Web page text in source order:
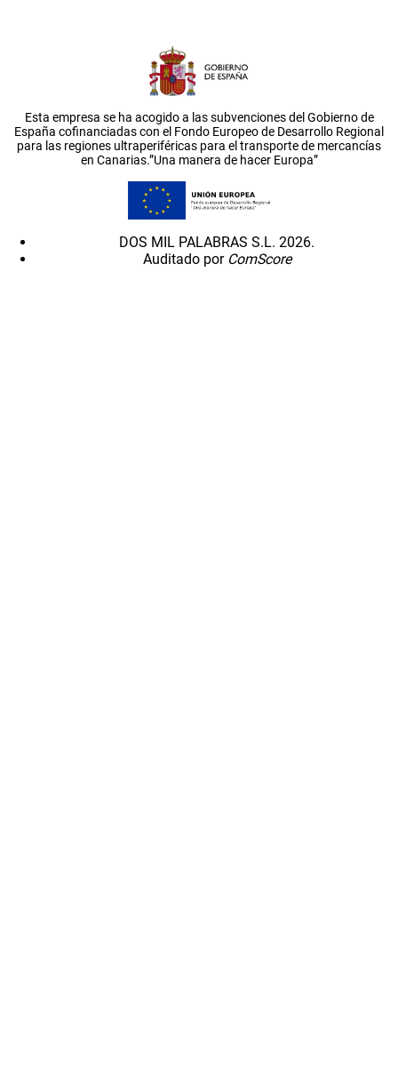
Esta empresa se ha acogido a las subvenciones del Gobierno de
España cofinanciadas con el Fondo Europeo de Desarrollo Regional
para las regiones ultraperiféricas para el transporte de mercancías
en Canarias.”Una manera de hacer Europa”
DOS MIL PALABRAS S.L. 2026.
Auditado por ComScore